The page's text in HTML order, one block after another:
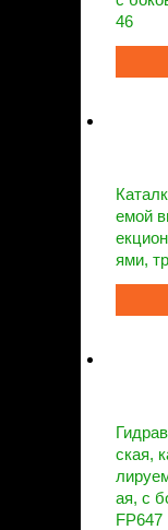
46
емой
ями,
ская,
ая, с
FP647